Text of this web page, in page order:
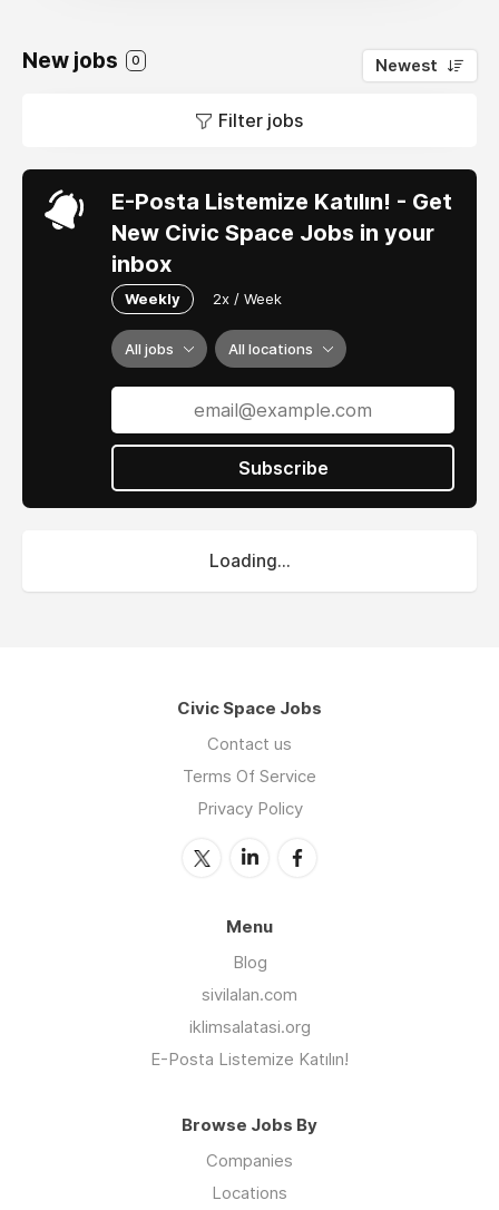
New jobs 0 Newest
Filter jobs
E-Posta Listemize Katılın! - Get
New Civic Space Jobs in your
inbox
Weekly 2x / Week
All jobs All locations
Subscribe
Loading...
Civic Space Jobs
Contact us
Terms Of Service
Privacy Policy
Menu
Blog
sivilalan.com
iklimsalatasi.org
E-Posta Listemize Katılın!
Browse Jobs By
Companies
Locations